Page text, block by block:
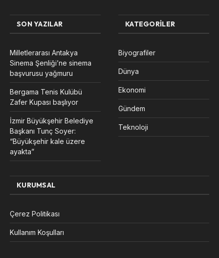
SON YAZILAR
Milletlerarası Antakya
Sinema Şenliği’ne sinema
başvurusu yağmuru
Bergama Tenis Kulübü
Zafer Kupası başlıyor
İzmir Büyükşehir Belediye
Başkanı Tunç Soyer:
“Büyükşehir kale üzere
ayakta”
KATEGORILER
Biyografiler
Dünya
Ekonomi
Gündem
Teknoloji
KURUMSAL
Çerez Politikası
Kullanım Koşulları